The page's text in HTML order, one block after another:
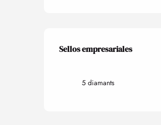
Oferta de
Sellos empresariales
Sellos empresariales
5 diamants